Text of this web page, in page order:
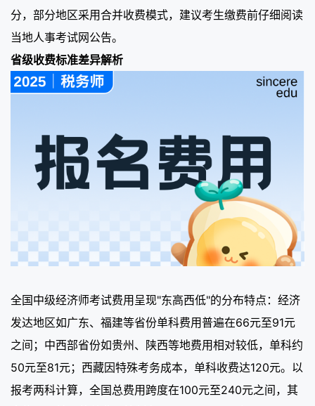
分，部分地区采用合并收费模式，建议考生缴费前仔细阅读
当地人事考试网公告。
省级收费标准差异解析
全国中级经济师考试费用呈现"东高西低"的分布特点：经济
发达地区如广东、福建等省份单科费用普遍在66元至91元
之间；中西部省份如贵州、陕西等地费用相对较低，单科约
50元至81元；西藏因特殊考务成本，单科收费达120元。以
报考两科计算，全国总费用跨度在100元至240元之间，其